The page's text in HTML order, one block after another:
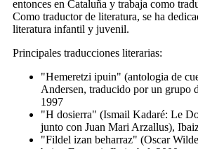
entonces en Cataluña y trabaja como
Como traductor de literatura, se ha
literatura infantil y juvenil.
Principales traducciones literarias:
"Hemeretzi ipuin" (antologia de
Andersen, traducido por un grupo
1997
"H dosierra" (Ismail Kadaré: Le
junto con Juan Mari Arzallus),
"Fildel izan beharraz" (Oscar